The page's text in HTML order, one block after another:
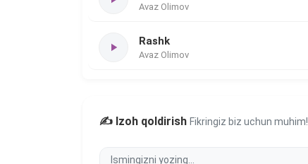
Avaz Olimov
Rashk
Avaz Olimov
✍️ Izoh qoldirish Fikringiz biz uchun muhim!